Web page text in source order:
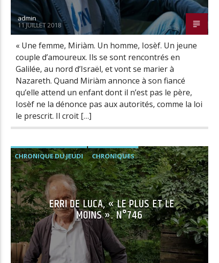
admin
11 JUILLET 2018
« Une femme, Miriàm. Un homme, Iosèf. Un jeune
couple d’amoureux. Ils se sont rencontrés en
Galilée, au nord d’Israël, et vont se marier à
Nazareth. Quand Miriàm annonce à son fiancé
qu’elle attend un enfant dont il n’est pas le père,
Iosèf ne la dénonce pas aux autorités, comme la loi
le prescrit. Il croit […]
CHRONIQUE DU JEUDI CHRONIQUES
ERRI DE LUCA, « LE PLUS ET LE
MOINS ». N°746